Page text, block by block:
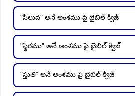
"సిలువ" అనే అంశము పై బైబిల్ క్విజ్
"స్థిరము" అనే అంశము పై బైబిల్ క్విజ్
"స్తుతి" అనే అంశము పై బైబిల్ క్విజ్